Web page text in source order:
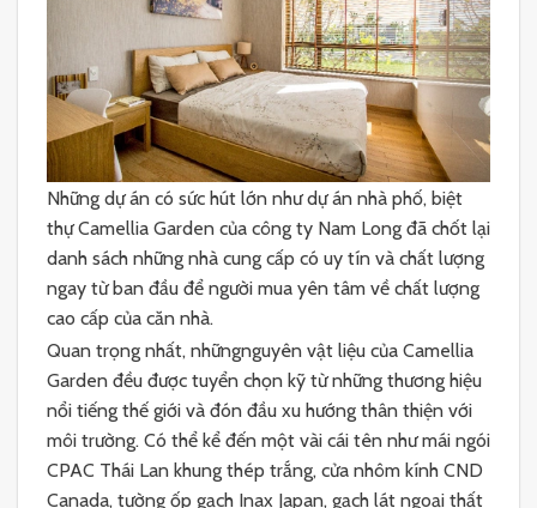
Những dự án có sức hút lớn như dự án nhà phố, biệt
thự Camellia Garden của công ty Nam Long đã chốt lại
danh sách những nhà cung cấp có uy tín và chất lượng
ngay từ ban đầu để người mua yên tâm về chất lượng
cao cấp của căn nhà.
Quan trọng nhất, nhữngnguyên vật liệu của Camellia
Garden đều được tuyển chọn kỹ từ những thương hiệu
nổi tiếng thế giới và đón đầu xu hướng thân thiện với
môi trường. Có thể kể đến một vài cái tên như mái ngói
CPAC Thái Lan khung thép trắng, cửa nhôm kính CND
Canada, tường ốp gạch Inax Japan, gạch lát ngoại thất